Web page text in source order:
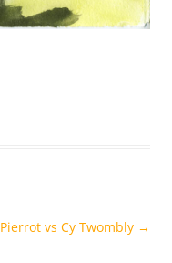
Pierrot vs Cy Twombly →